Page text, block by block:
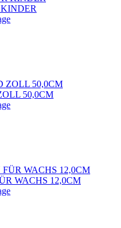
50,0CM
WACHS 12,0CM